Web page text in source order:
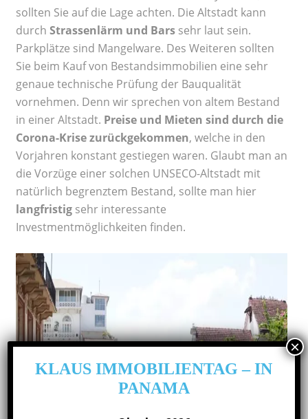
sollten Sie auf die Lage achten. Die Altstadt kann
durch Strassenlärm und Bars sehr laut sein.
Parkplätze sind Mangelware. Des Weiteren sollten
Sie beim Kauf von Bestandsimmobilien eine sehr
genaue technische Prüfung der Bauqualität
vornehmen. Denn wir sprechen von altem Bestand
in einer Altstadt. Preise und Mieten sind durch die
Corona-Krise zurückgekommen, welche in den
Vorjahren konstant gestiegen waren. Glaubt man an
die Vorzüge einer solchen UNSECO-Altstadt mit
natürlich begrenztem Bestand, sollte man hier
langfristig sehr interessante
Investmentmöglichkeiten finden.
KLAUS IMMOBILIENTAG – IN
PANAMA